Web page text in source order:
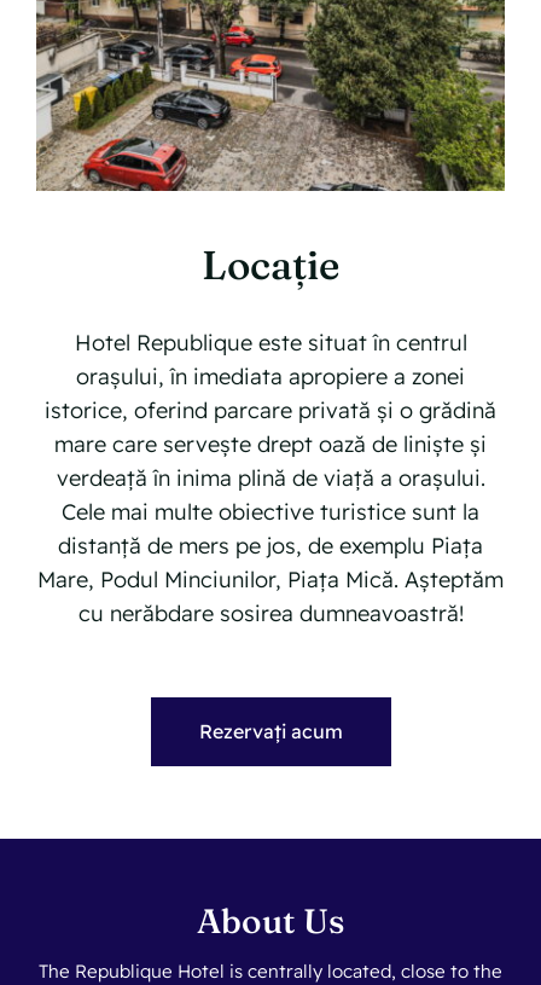
Locație
Hotel Republique este situat în centrul
orașului, în imediata apropiere a zonei
istorice, oferind parcare privată și o grădină
mare care servește drept oază de liniște și
verdeață în inima plină de viață a orașului.
Cele mai multe obiective turistice sunt la
distanță de mers pe jos, de exemplu Piața
Mare, Podul Minciunilor, Piața Mică. Așteptăm
cu nerăbdare sosirea dumneavoastră!
Rezervați acum
About Us
The Republique Hotel is centrally located, close to the